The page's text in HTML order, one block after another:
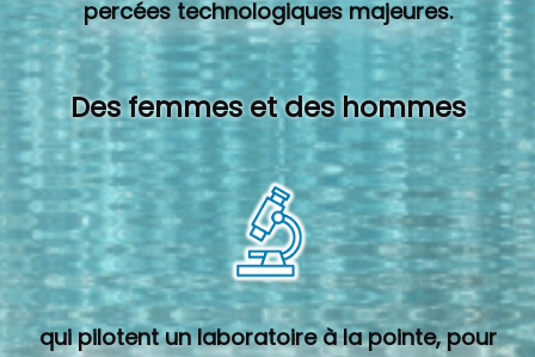
percées technologiques majeures.
Des femmes et des hommes
qui pilotent un laboratoire à la pointe, pour